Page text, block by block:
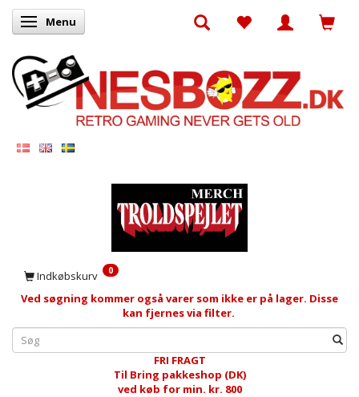
Skifte navigation
Menu
Indkøbskurv 0
Ved søgning kommer også varer som ikke er på lager. Disse
kan fjernes via filter.
FRI FRAGT
Til Bring pakkeshop (DK)
ved køb for min. kr. 800